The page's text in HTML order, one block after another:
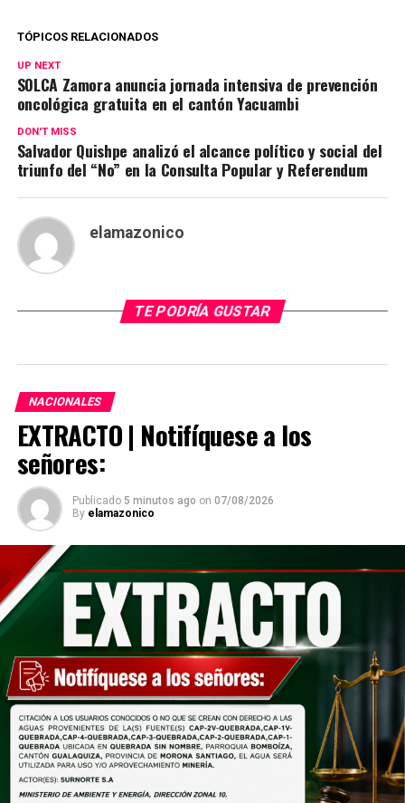
TÓPICOS RELACIONADOS
UP NEXT
SOLCA Zamora anuncia jornada intensiva de prevención
oncológica gratuita en el cantón Yacuambi
DON'T MISS
Salvador Quishpe analizó el alcance político y social del
triunfo del “No” en la Consulta Popular y Referendum
elamazonico
TE PODRÍA GUSTAR
NACIONALES
EXTRACTO | Notifíquese a los
señores:
Publicado 5 minutos ago on 07/08/2026
By elamazonico